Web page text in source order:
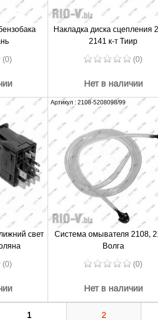
(0)
Накладка диска сцепления
2141 к-т Тиир
(0)
Нет в наличии
свет
(0)
Артикул : 2108-5208098/99
Система омывателя 2108,
Волга
(0)
Нет в наличии
1 2